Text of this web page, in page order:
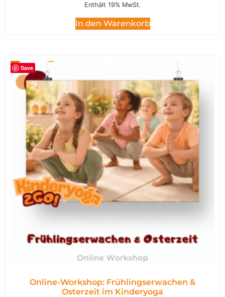
Enthält 19% MwSt.
In den Warenkorb
Save
Online-Workshop: Frühlingserwachen &
Osterzeit im Kinderyoga